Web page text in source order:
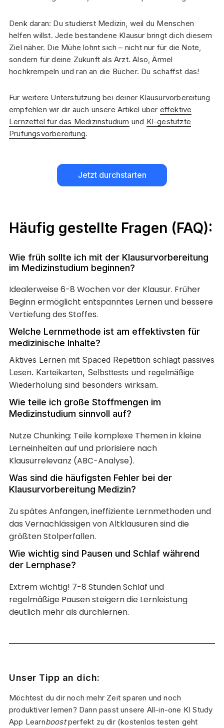
Denk daran: Du studierst Medizin, weil du Menschen
helfen willst. Jede bestandene Klausur bringt dich diesem
Ziel näher. Die Mühe lohnt sich – nicht nur für die Note,
sondern für deine Zukunft als Arzt. Also, Ärmel
hochkrempeln und ran an die Bücher. Du schaffst das!
Für weitere Unterstützung bei deiner Klausurvorbereitung
empfehlen wir dir auch unsere Artikel über effektive
Lernzettel für das Medizinstudium und KI-gestützte
Prüfungsvorbereitung.
Jetzt durchstarten
Häufig gestellte Fragen (FAQ):
Wie früh sollte ich mit der Klausurvorbereitung
im Medizinstudium beginnen?
Idealerweise 6-8 Wochen vor der Klausur. Früher
Beginn ermöglicht entspanntes Lernen und bessere
Vertiefung des Stoffes.
Welche Lernmethode ist am effektivsten für
medizinische Inhalte?
Aktives Lernen mit Spaced Repetition schlägt passives
Lesen. Karteikarten, Selbsttests und regelmäßige
Wiederholung sind besonders wirksam.
Wie teile ich große Stoffmengen im
Medizinstudium sinnvoll auf?
Nutze Chunking: Teile komplexe Themen in kleine
Lerneinheiten auf und priorisiere nach
Klausurrelevanz (ABC-Analyse).
Was sind die häufigsten Fehler bei der
Klausurvorbereitung Medizin?
Zu spätes Anfangen, ineffiziente Lernmethoden und
das Vernachlässigen von Altklausuren sind die
größten Stolperfallen.
Wie wichtig sind Pausen und Schlaf während
der Lernphase?
Extrem wichtig! 7-8 Stunden Schlaf und
regelmäßige Pausen steigern die Lernleistung
deutlich mehr als durchlernen.
Unser Tipp an dich:
Möchtest du dir noch mehr Zeit sparen und noch
produktiver lernen? Dann passt unsere All-in-one KI Study
App Learnboostperfekt zu dir (kostenlos testen geht